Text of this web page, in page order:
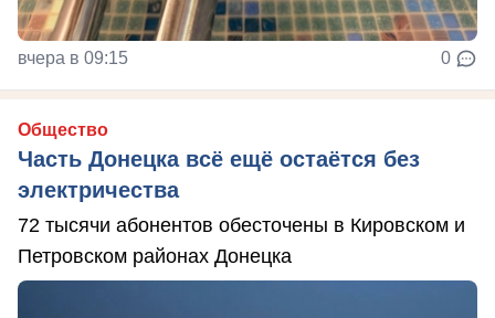
вчера в 09:15 0
Общество
Часть Донецка всё ещё остаётся без
электричества
72 тысячи абонентов обесточены в Кировском и
Петровском районах Донецка